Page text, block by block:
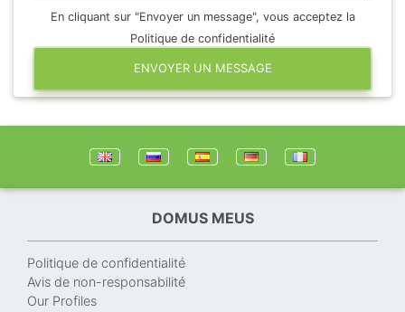
En cliquant sur "Envoyer un message", vous acceptez la
Politique de confidentialité
ENVOYER UN MESSAGE
DOMUS MEUS
Politique de confidentialité
Avis de non-responsabilité
Our Profiles